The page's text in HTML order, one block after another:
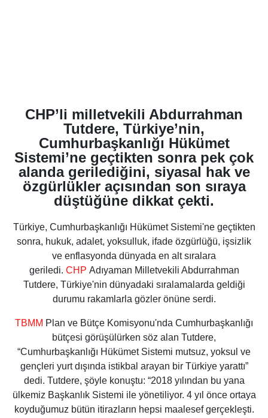
CHP’li milletvekili Abdurrahman
Tutdere, Türkiye’nin,
Cumhurbaşkanlığı Hükümet
Sistemi’ne geçtikten sonra pek çok
alanda gerilediğini, siyasal hak ve
özgürlükler açısından son sıraya
düştüğüne dikkat çekti.
Türkiye, Cumhurbaşkanlığı Hükümet Sistemi'ne geçtikten
sonra, hukuk, adalet, yoksulluk, ifade özgürlüğü, işsizlik
ve enflasyonda dünyada en alt sıralara
geriledi. CHP Adıyaman Milletvekili Abdurrahman
Tutdere, Türkiye'nin dünyadaki sıralamalarda geldiği
durumu rakamlarla gözler önüne serdi.
TBMM Plan ve Bütçe Komisyonu'nda Cumhurbaşkanlığı
bütçesi görüşülürken söz alan Tutdere,
“Cumhurbaşkanlığı Hükümet Sistemi mutsuz, yoksul ve
gençleri yurt dışında istikbal arayan bir Türkiye yarattı”
dedi. Tutdere, şöyle konuştu: “2018 yılından bu yana
ülkemiz Başkanlık Sistemi ile yönetiliyor. 4 yıl önce ortaya
koyduğumuz bütün itirazların hepsi maalesef gerçekleşti.